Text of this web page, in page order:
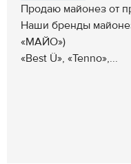
Продаю майонез от
Наши бренды
«МАЙО»)
«Best Ü», «Tenno»,...